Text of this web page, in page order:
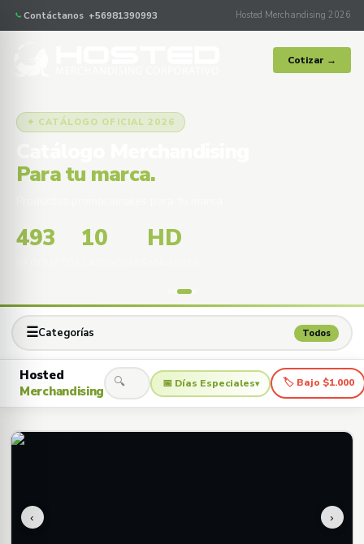
Contáctanos +56981390993 Hosted Merchandising 2026
Cotizar →
✦ CATÁLOGO OFICIAL 2026
Para tu marca.
493 10 HD
☰Categorías Todos
Hosted
Merchandising
🔍 📅 Días Especiales▾ 🏷 Bajo $1.000
‹ ›